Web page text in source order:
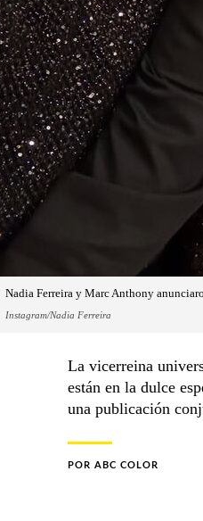
Nadia Ferreira y Marc Anthony
Instagram/Nadia Ferreira
La vicerreina
están en la dulce
una publicación
POR ABC COLOR